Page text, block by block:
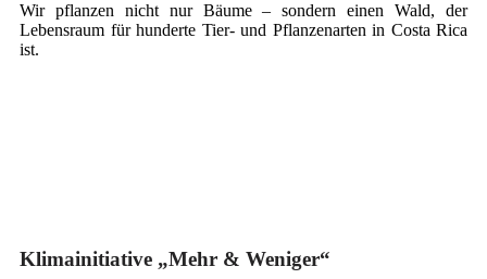
Wir pflanzen nicht nur Bäume – sondern einen Wald, der
Lebensraum für hunderte Tier- und Pflanzenarten in Costa Rica
ist.
Klimainitiative „Mehr & Weniger“